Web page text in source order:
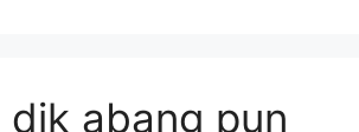
dik abang pun